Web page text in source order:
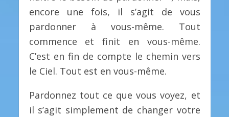
encore une fois, il s’agit de vous
pardonner à vous-même. Tout
commence et finit en vous-même.
C’est en fin de compte le chemin vers
le Ciel. Tout est en vous-même.
Pardonnez tout ce que vous voyez, et
il s’agit simplement de changer votre